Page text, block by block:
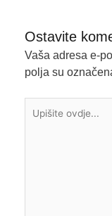
Ostavite
Vaša adresa e-
polja su
ovdje...